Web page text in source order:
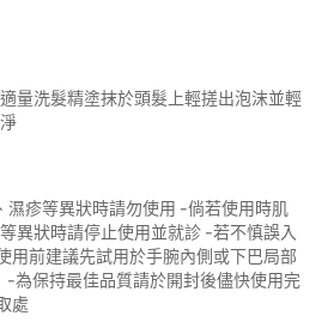
量洗髮精塗抹於頭髮上輕搓出泡沫並輕
濕疹等異狀時請勿使用 -倘若使用時肌
異狀時請停止使用並就診 -若不慎誤入
用前建議先試用於手腕內側或下巴局部
為保持最佳品質請於開封後儘快使用完
處